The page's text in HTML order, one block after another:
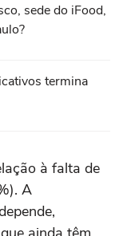
sede do iFood,
termina
à falta de
A